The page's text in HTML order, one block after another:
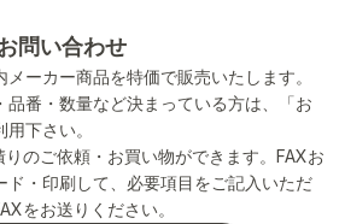
問い合わせ
ーカー商品を特価で販売いたします。
品番・数量など決まっている方は、「お
下さい。
のご依頼・お買い物ができます。FAXお
ド・印刷して、必要項目をご記入いただ
をお送りください。